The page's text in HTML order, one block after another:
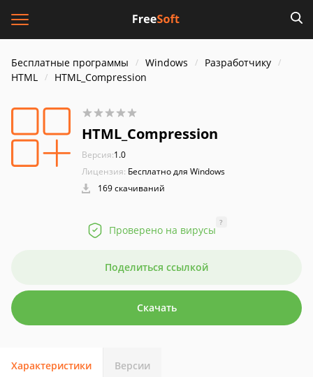
Бесплатные программы Windows
Разработчику
HTML
HTML_Compression
HTML_Compression
Версия:1.0
Лицензия: Бесплатно для Windows
169 скачиваний
Проверено на вирусы
?
Поделиться ссылкой
Скачать
Характеристики Версии